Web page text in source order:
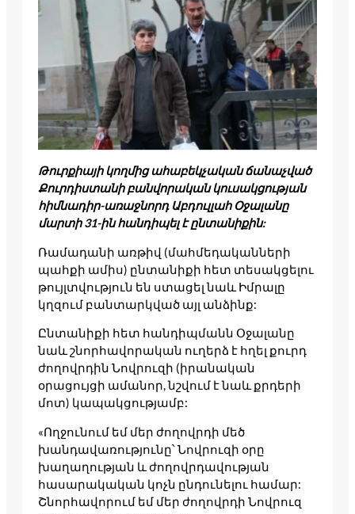
Թուրքիայի կողմից ահաբեկչական ճանաչված
Քուրդիստանի բանվորական կուսակցության
հիմնադիր-առաջնորդ Աբդուլլահ Օջալանը
մարտի 31-ինհանդիպել է ընտանիքին:
Ռամադանի առթիվ (մահմեդականների
պահքի ամիս) ընտանիքի հետ տեսակցելու
թույլտվություն են ստացել նաև Իմրալը
կղզում բանտարկված այլ անձինք:
Ընտանիքի հետ հանդիպմանն Օջալանը
նաև շնորհավորական ուղերձ է հղել քուրդ
ժողովրդին Նովրուզի (իրանական
օրացույցի ամանոր, նշվում է նաև քրդերի
մոտ) կապակցությամբ:
«Ողջունում եմ մեր ժողովրդի մեծ
խանդավառությունը՝ Նովրուզի օրը
խաղաղության և ժողովրդավության
հասարակական կոչն ընդունելու համար:
Շնորհավորում եմ մեր ժողովրդի Նովրուզ